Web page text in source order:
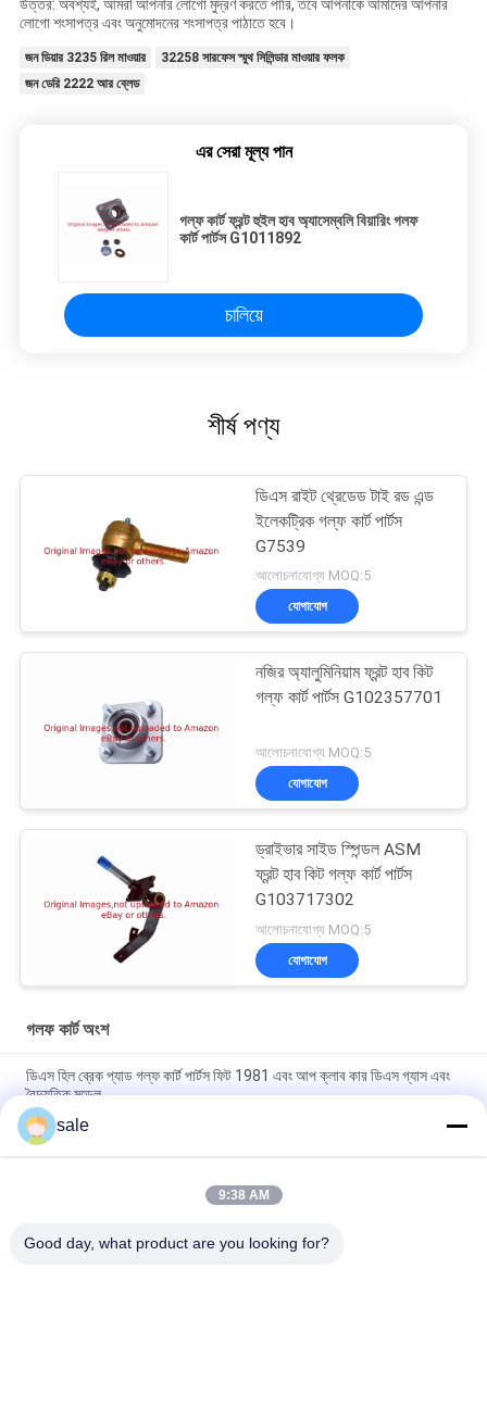
উত্তর: অবশ্যই, আমরা আপনার লোগো মুদ্রণ করতে পারি, তবে আপনাকে আমাদের আপনার
লোগো শংসাপত্র এবং অনুমোদনের শংসাপত্র পাঠাতে হবে।
জন ডিয়ার 3235 রিল মাওয়ার
32258 সারফেস স্মুথ সিলিন্ডার মাওয়ার ফলক
জন ডেরি 2222 আর ব্লেড
এর সেরা মূল্য পান
গল্ফ কার্ট ফ্রন্ট হুইল হাব অ্যাসেম্বলি বিয়ারিং গলফ
কার্ট পার্টস G1011892
চালিয়ে
শীর্ষ পণ্য
ডিএস রাইট থ্রেডেড টাই রড এন্ড
ইলেকট্রিক গল্ফ কার্ট পার্টস
G7539
আলোচনাযোগ্য MOQ:5
যোগাযোগ
নজির অ্যালুমিনিয়াম ফ্রন্ট হাব কিট
গল্ফ কার্ট পার্টস G102357701
আলোচনাযোগ্য MOQ:5
যোগাযোগ
ড্রাইভার সাইড স্পিন্ডল ASM
ফ্রন্ট হাব কিট গল্ফ কার্ট পার্টস
G103717302
আলোচনাযোগ্য MOQ:5
যোগাযোগ
গলফ কার্ট অংশ
ডিএস হিল ব্রেক প্যাড গল্ফ কার্ট পার্টস ফিট 1981 এবং আপ ক্লাব কার ডিএস গ্যাস এবং
বৈদ্যুতিক মডেল
গল্ফ কার্ট পার্টস G1011415 ফিটস ক্লাব কার জি ই ডি এস শক অ্যাবসোর্বার বুশিং কিট 2
টি আঠালো 2 প্যাড 2 বাদাম সহ
গল্ফ কার্ট পার্টস ব্রেক ক্যাবল কিট G1011403 ফিটস ক্লাব গাড়ী গ্যাস এবং বৈদ্যুতিক
sale
9:38 AM
Good day, what product are you looking for?